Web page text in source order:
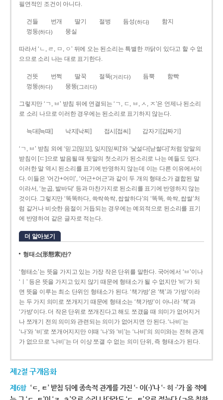
필연적인 조건이 아니다.
건들 번개 딸기 절벙 듬성(하다)
함지
껑둥(하다) 뭉실
따라서 ‘ㄴ, ㄹ, ㅁ, ㅇ’ 뒤에 오는 된소리는 특별한 까닭이 있다고 할 수 없
으므로 소리 나는 대로 표기한다.
건뜻 번쩍 딸꾹 절뚝(거리다) 듬뿍
함빡
껑뚱(하다) 뭉뚱(그리다)
그렇지만 ‘ㄱ, ㅂ’ 받침 뒤에 연결되는 ‘ㄱ, ㄷ, ㅂ, ㅅ, ㅈ’은 언제나 된소리
로 소리 나므로 이러한 경우에는 된소리로 표기하지 않는다.
늑대[늑때] 낙지[낙찌] 접시[접씨] 갑자기[갑짜기]
‘ㄱ, ㅂ’ 받침 외에 ‘믿고[믿꼬], 잊지[읻찌]’와 ‘낯설다[낟썰다]’처럼 앞말의
받침이 [ㄷ]으로 발음될 때 뒷말의 첫소리가 된소리로 나는 예들도 있다.
이러한 말 역시 된소리를 표기에 반영하지 않는데 이는 다른 이유에서이
다. 이들은 ‘어간+어미’, ‘어근+어근’과 같이 두 개의 형태소가 결합된 말
이라서, ‘눈곱, 발바닥’ 등과 마찬가지로 된소리를 표기에 반영하지 않는
것이다. 그렇지만 ‘똑똑하다, 쓱싹쓱싹, 쌉쌀하다’의 ‘똑똑, 쓱싹, 쌉쌀’처
럼 같거나 비슷한 음절이 거듭되는 경우에는 예외적으로 된소리를 표기
에 반영하여 같은 글자로 적는다.
더 알아보기
형태소(形態素)란?
‘형태소’는 뜻을 가지고 있는 가장 작은 단위를 말한다. 국어에서 ‘ㅂ’이나
‘ㅣ’ 등은 뜻을 가지고 있지 않기 때문에 형태소가 될 수 없지만 ‘비’가 되
면 뜻을 이루는 최소 단위인 형태소가 된다. ‘책가방’은 ‘책’과 ‘가방’이라
는 두 가지 의미로 쪼개지기 때문에 형태소는 ‘책가방’이 아니라 ‘책’과
‘가방’이다. 더 작은 단위로 쪼개진다고 해도 쪼갰을 때 의미가 없어지거
나 쪼개기 전의 의미와 관련되는 의미가 없어지면 안 된다. ‘나비’는
‘나’와 ‘비’로 쪼개어지지만 이때 ‘나’와 ‘비’는 ‘나비’의 의미와는 전혀 관계
가 없으므로 ‘나비’는 더 이상 쪼갤 수 없는 의미 단위, 즉 형태소가 된다.
제2절 구개음화
제6항 ‘ㄷ, ㅌ’ 받침 뒤에 종속적 관계를 가진 ‘- 이(-)’나 ‘- 히 -’가 올 적에